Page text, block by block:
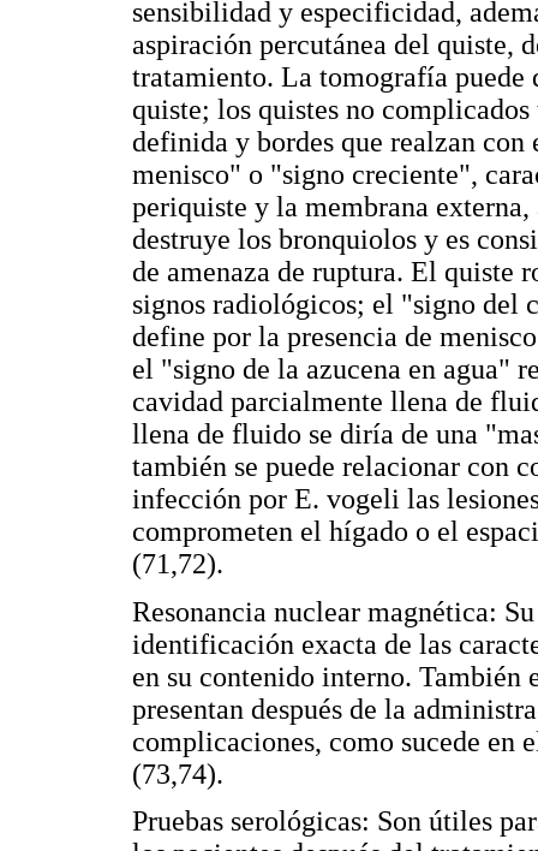
sensibilidad y especificidad,
aspiración percutánea del quiste,
tratamiento. La tomografía
quiste; los quistes no
definida y bordes que realzan
menisco" o "signo creciente",
periquiste y la membrana
destruye los bronquiolos y es
de amenaza de ruptura. El quiste
signos radiológicos; el "signo del
define por la presencia de
el "signo de la azucena en agua"
cavidad parcialmente llena de
llena de fluido se diría de una
también se puede relacionar con
infección por E. vogeli las
comprometen el hígado o el
(71,72).
Resonancia nuclear magnética:
identificación exacta de las
en su contenido interno. También
presentan después de la
complicaciones, como sucede en
(73,74).
Pruebas serológicas: Son útiles